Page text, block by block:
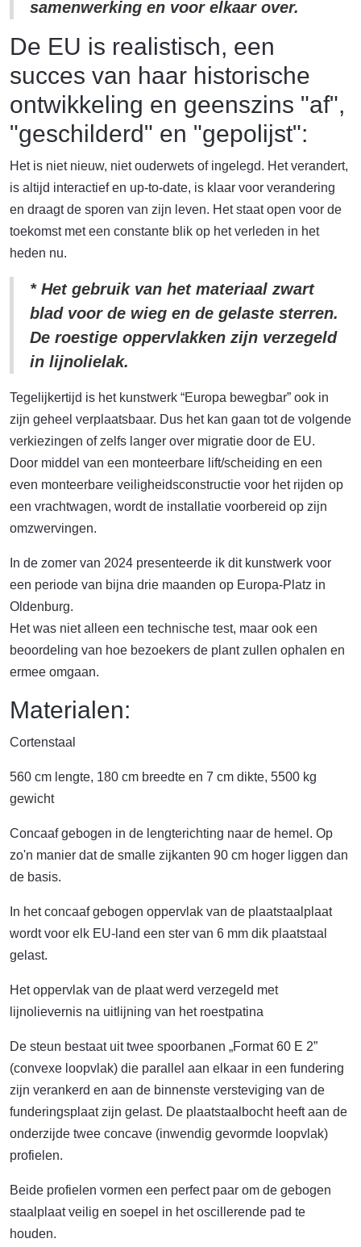
samenwerking en voor elkaar over.
De EU is realistisch, een
succes van haar historische
ontwikkeling en geenszins "af",
"geschilderd" en "gepolijst":
Het is niet nieuw, niet ouderwets of ingelegd. Het verandert,
is altijd interactief en up-to-date, is klaar voor verandering
en draagt de sporen van zijn leven. Het staat open voor de
toekomst met een constante blik op het verleden in het
heden nu.
* Het gebruik van het materiaal zwart
blad voor de wieg en de gelaste sterren.
De roestige oppervlakken zijn verzegeld
in lijnolielak.
Tegelijkertijd is het kunstwerk “Europa bewegbar” ook in
zijn geheel verplaatsbaar. Dus het kan gaan tot de volgende
verkiezingen of zelfs langer over migratie door de EU.
Door middel van een monteerbare lift/scheiding en een
even monteerbare veiligheidsconstructie voor het rijden op
een vrachtwagen, wordt de installatie voorbereid op zijn
omzwervingen.
In de zomer van 2024 presenteerde ik dit kunstwerk voor
een periode van bijna drie maanden op Europa-Platz in
Oldenburg.
Het was niet alleen een technische test, maar ook een
beoordeling van hoe bezoekers de plant zullen ophalen en
ermee omgaan.
Materialen:
Cortenstaal
560 cm lengte, 180 cm breedte en 7 cm dikte, 5500 kg
gewicht
Concaaf gebogen in de lengterichting naar de hemel. Op
zo'n manier dat de smalle zijkanten 90 cm hoger liggen dan
de basis.
In het concaaf gebogen oppervlak van de plaatstaalplaat
wordt voor elk EU-land een ster van 6 mm dik plaatstaal
gelast.
Het oppervlak van de plaat werd verzegeld met
lijnolievernis na uitlijning van het roestpatina
De steun bestaat uit twee spoorbanen „Format 60 E 2”
(convexe loopvlak) die parallel aan elkaar in een fundering
zijn verankerd en aan de binnenste versteviging van de
funderingsplaat zijn gelast. De plaatstaalbocht heeft aan de
onderzijde twee concave (inwendig gevormde loopvlak)
profielen.
Beide profielen vormen een perfect paar om de gebogen
staalplaat veilig en soepel in het oscillerende pad te
houden.